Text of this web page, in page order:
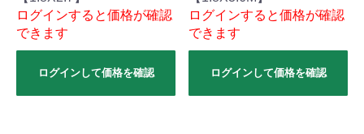
ログインすると価格が確認
できます
ログインして価格を確認
ログインすると価格が確認
できます
ログインして価格を確認